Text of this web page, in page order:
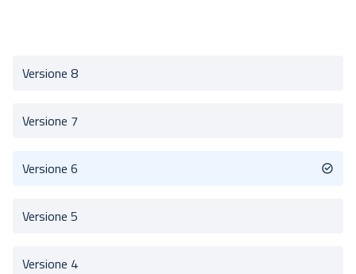
Versione 8
Versione 7
Versione 6
Versione 5
Versione 4